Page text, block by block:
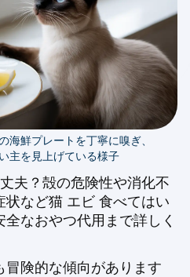
海鮮プレートを丁寧に嗅ぎ、
主を見上げている様子
夫？殻の危険性や消化不
状など猫 エビ 食べてはい
なおやつ代用まで詳しく
険的な傾向があります